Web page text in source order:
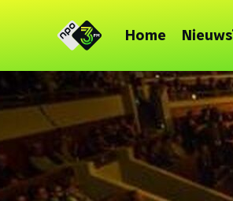
Home Nieuws